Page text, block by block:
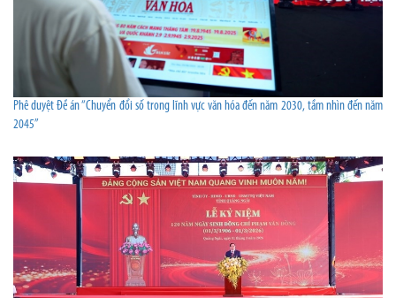
Phê duyệt Đề án “Chuyển đổi số trong lĩnh vực văn hóa đến năm 2030, tầm nhìn đến năm
2045”